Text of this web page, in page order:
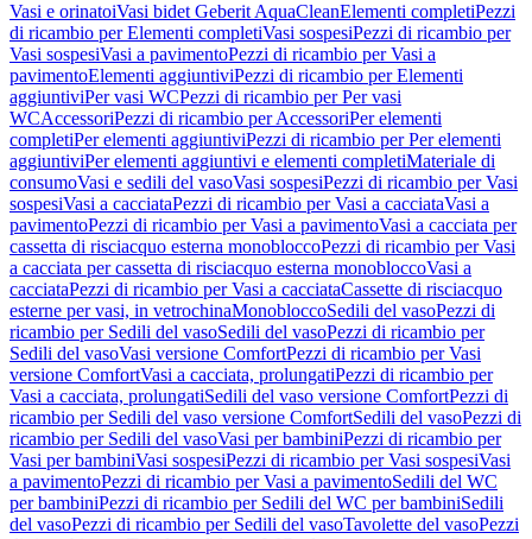
Vasi e orinatoiVasi bidet Geberit AquaCleanElementi completiPezzi
di ricambio per Elementi completiVasi sospesiPezzi di ricambio per
Vasi sospesiVasi a pavimentoPezzi di ricambio per Vasi a
pavimentoElementi aggiuntiviPezzi di ricambio per Elementi
aggiuntiviPer vasi WCPezzi di ricambio per Per vasi
WCAccessoriPezzi di ricambio per AccessoriPer elementi
completiPer elementi aggiuntiviPezzi di ricambio per Per elementi
aggiuntiviPer elementi aggiuntivi e elementi completiMateriale di
consumoVasi e sedili del vasoVasi sospesiPezzi di ricambio per Vasi
sospesiVasi a cacciataPezzi di ricambio per Vasi a cacciataVasi a
pavimentoPezzi di ricambio per Vasi a pavimentoVasi a cacciata per
cassetta di risciacquo esterna monobloccoPezzi di ricambio per Vasi
a cacciata per cassetta di risciacquo esterna monobloccoVasi a
cacciataPezzi di ricambio per Vasi a cacciataCassette di risciacquo
esterne per vasi, in vetrochinaMonobloccoSedili del vasoPezzi di
ricambio per Sedili del vasoSedili del vasoPezzi di ricambio per
Sedili del vasoVasi versione ComfortPezzi di ricambio per Vasi
versione ComfortVasi a cacciata, prolungatiPezzi di ricambio per
Vasi a cacciata, prolungatiSedili del vaso versione ComfortPezzi di
ricambio per Sedili del vaso versione ComfortSedili del vasoPezzi di
ricambio per Sedili del vasoVasi per bambiniPezzi di ricambio per
Vasi per bambiniVasi sospesiPezzi di ricambio per Vasi sospesiVasi
a pavimentoPezzi di ricambio per Vasi a pavimentoSedili del WC
per bambiniPezzi di ricambio per Sedili del WC per bambiniSedili
del vasoPezzi di ricambio per Sedili del vasoTavolette del vasoPezzi